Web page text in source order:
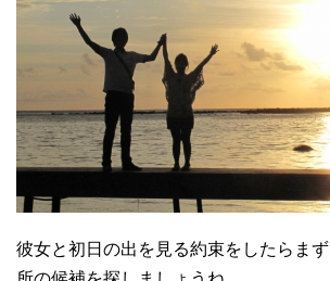
彼女と初日の出を見る約束をしたらま